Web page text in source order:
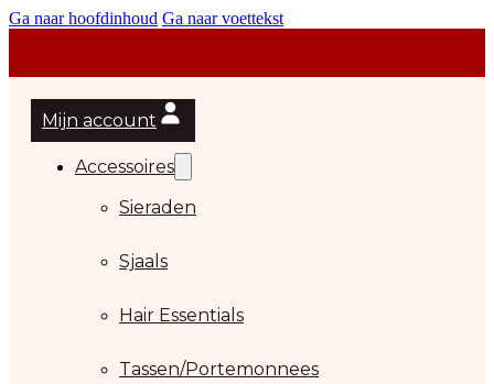
Ga naar hoofdinhoud Ga naar voettekst
Mijn account
Accessoires
Sieraden
Sjaals
Hair Essentials
Tassen/Portemonnees